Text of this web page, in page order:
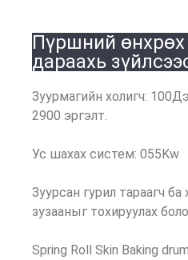
Пүршний
дараахь
Зуурмагийн холигч:
2900 эргэлт.
Ус шахах систем: 055Kw
Зуурсан гурил тараагч
зузааныг тохируулах
Spring Roll Skin Baking